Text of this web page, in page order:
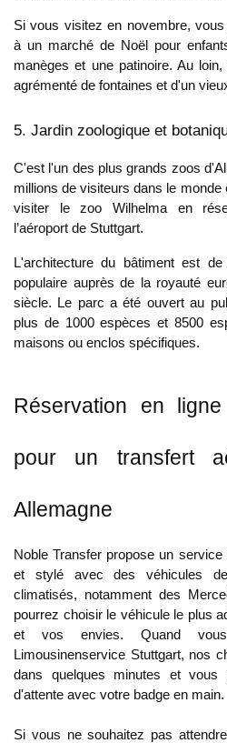
Si vous visitez en novembre,
à un marché de Noël pour
manèges et une patinoire. Au
agrémenté de fontaines et d'un
5. Jardin zoologique et
C'est l'un des plus grands zoos
millions de visiteurs dans le monde
visiter le zoo Wilhelma en
l’aéroport de Stuttgart.
L'architecture du bâtiment est
populaire auprès de la royauté
siècle. Le parc a été ouvert au
plus de 1000 espèces et 8500
maisons ou enclos spécifiques.
Réservation en
pour un transfert
Allemagne
Noble Transfer propose un
et stylé avec des véhicules
climatisés, notamment des
pourrez choisir le véhicule le plus
et vos envies. Quand
Limousinenservice Stuttgart, nos
dans quelques minutes et vous
d'attente avec votre badge en main.
Si vous ne souhaitez pas